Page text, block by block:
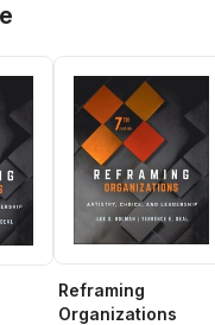
Reframing
Organizations